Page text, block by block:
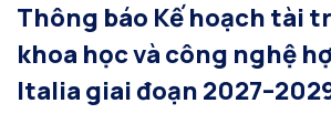
Thông báo Kế hoạch tài
khoa học và công nghệ
Italia giai đoạn